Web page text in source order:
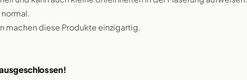
machen diese Produkte einzigartig.